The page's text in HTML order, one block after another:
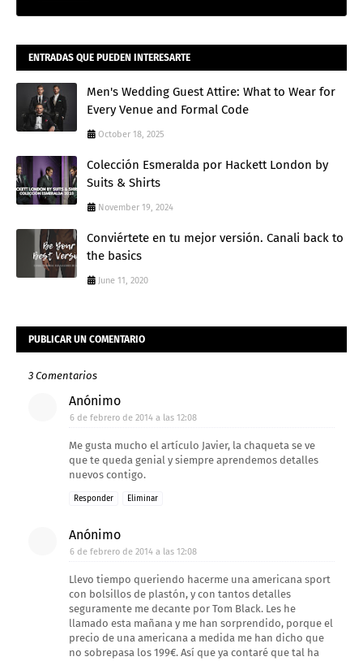
ENTRADAS QUE PUEDEN INTERESARTE
Men's Wedding Guest Attire: What to Wear for
Every Venue and Formal Code
October 18, 2025
Colección Esmeralda por Hackett London by
Suits & Shirts
November 19, 2024
Conviértete en tu mejor versión. Canali back to
the basics
June 11, 2020
PUBLICAR UN COMENTARIO
3 Comentarios
Anónimo
6 de febrero de 2014 a las 12:08
Me gusta mucho el artículo Javier, la chaqueta se ve
que te queda genial y siempre aprendemos detalles
nuevos contigo.
Responder Eliminar
Anónimo
6 de febrero de 2014 a las 12:08
Llevo tiempo queriendo hacerme una americana sport
con bolsillos de plastón, y con tantos detalles
seguramente me decante por Tom Black. Les he
llamado esta mañana y me han sorprendido, porque el
precio de una americana a medida me han dicho que
no sobrepasa los 199€. Así que ya contaré que tal ha